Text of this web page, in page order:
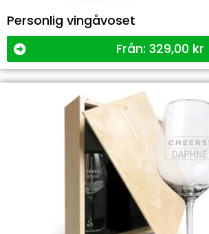
Personlig vingåvoset
Från: 329,00 kr